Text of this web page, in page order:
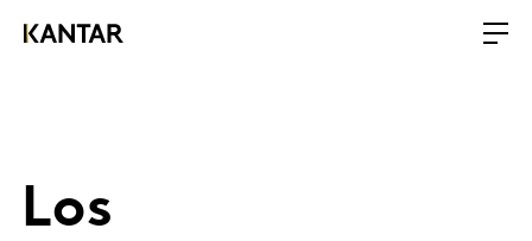
Los